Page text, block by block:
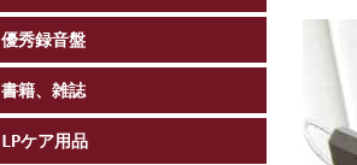
優秀録音盤
書籍、雑誌
LPケア用品